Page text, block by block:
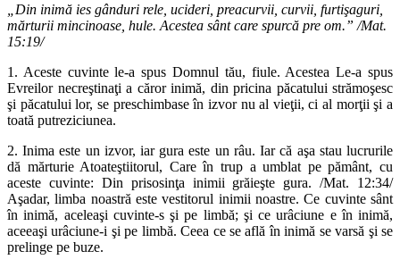
„Din inimă ies gânduri rele, ucideri, preacurvii, curvii, furtişaguri,
mărturii mincinoase, hule. Acestea sânt care spurcă pre om.” /Mat.
15:19/
1. Aceste cuvinte le-a spus Domnul tău, fiule. Acestea Le-a spus
Evreilor necreştinaţi a căror inimă, din pricina păcatului strămoşesc
şi păcatului lor, se preschimbase în izvor nu al vieţii, ci al morţii şi a
toată putreziciunea.
2. Inima este un izvor, iar gura este un râu. Iar că aşa stau lucrurile
dă mărturie Atoateştiitorul, Care în trup a umblat pe pământ, cu
aceste cuvinte: Din prisosinţa inimii grăieşte gura. /Mat. 12:34/
Aşadar, limba noastră este vestitorul inimii noastre. Ce cuvinte sânt
în inimă, aceleaşi cuvinte-s şi pe limbă; şi ce urâciune e în inimă,
aceeaşi urâciune-i şi pe limbă. Ceea ce se află în inimă se varsă şi se
prelinge pe buze.